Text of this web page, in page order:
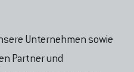
Unternehmen sowie
Partner und